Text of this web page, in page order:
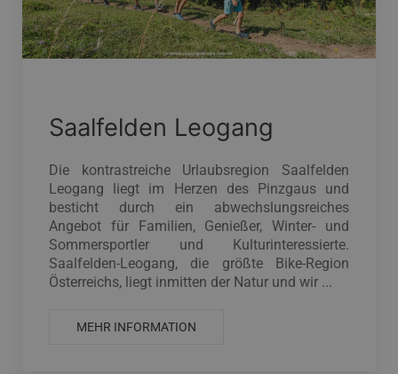
Saalfelden Leogang
Die kontrastreiche Urlaubsregion Saalfelden
Leogang liegt im Herzen des Pinzgaus und
besticht durch ein abwechslungsreiches
Angebot für Familien, Genießer, Winter- und
Sommersportler und Kulturinteressierte.
Saalfelden-Leogang, die größte Bike-Region
Österreichs, liegt inmitten der Natur und wir ...
MEHR INFORMATION